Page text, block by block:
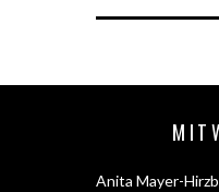
Anita Mayer-